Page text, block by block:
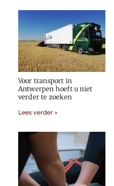
Voor transport in
Antwerpen hoeft u niet
verder te zoeken
Lees verder »